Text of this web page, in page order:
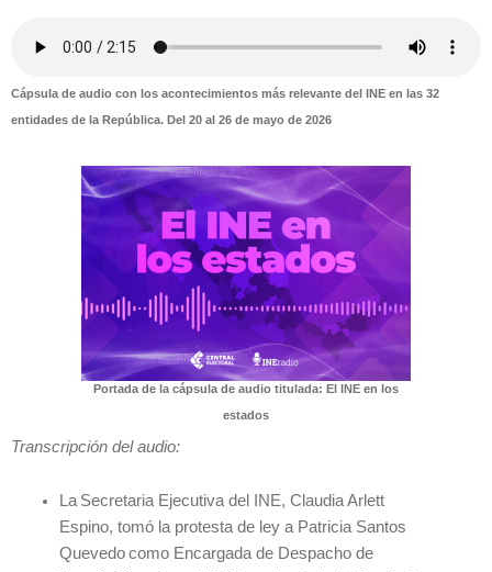
Cápsula de audio con los acontecimientos más relevante del INE en las 32
entidades de la República. Del 20 al 26 de mayo de 2026
Portada de la cápsula de audio titulada: El INE en los
estados
Transcripción del audio:
La Secretaria Ejecutiva del INE, Claudia Arlett
Espino, tomó la protesta de ley a Patricia Santos
Quevedo como Encargada de Despacho de